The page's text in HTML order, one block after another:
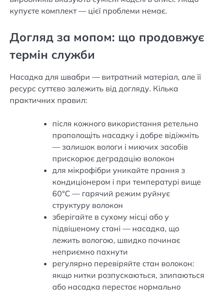
купуєте комплект — цієї проблеми немає.
Догляд за мопом: що продовжує
термін служби
Насадка для швабри — витратний матеріал, але її
ресурс суттєво залежить від догляду. Кілька
практичних правил:
після кожного використання ретельно
прополощіть насадку і добре відіжміть
— залишок вологи і миючих засобів
прискорює деградацію волокон
для мікрофібри уникайте прання з
кондиціонером і при температурі вище
60°C — гарячий режим руйнує
структуру волокон
зберігайте в сухому місці або у
підвішеному стані — насадка, що
лежить вологою, швидко починає
неприємно пахнути
регулярно перевіряйте стан волокон:
якщо нитки розпускаються, злипаються
або насадка перестає нормально